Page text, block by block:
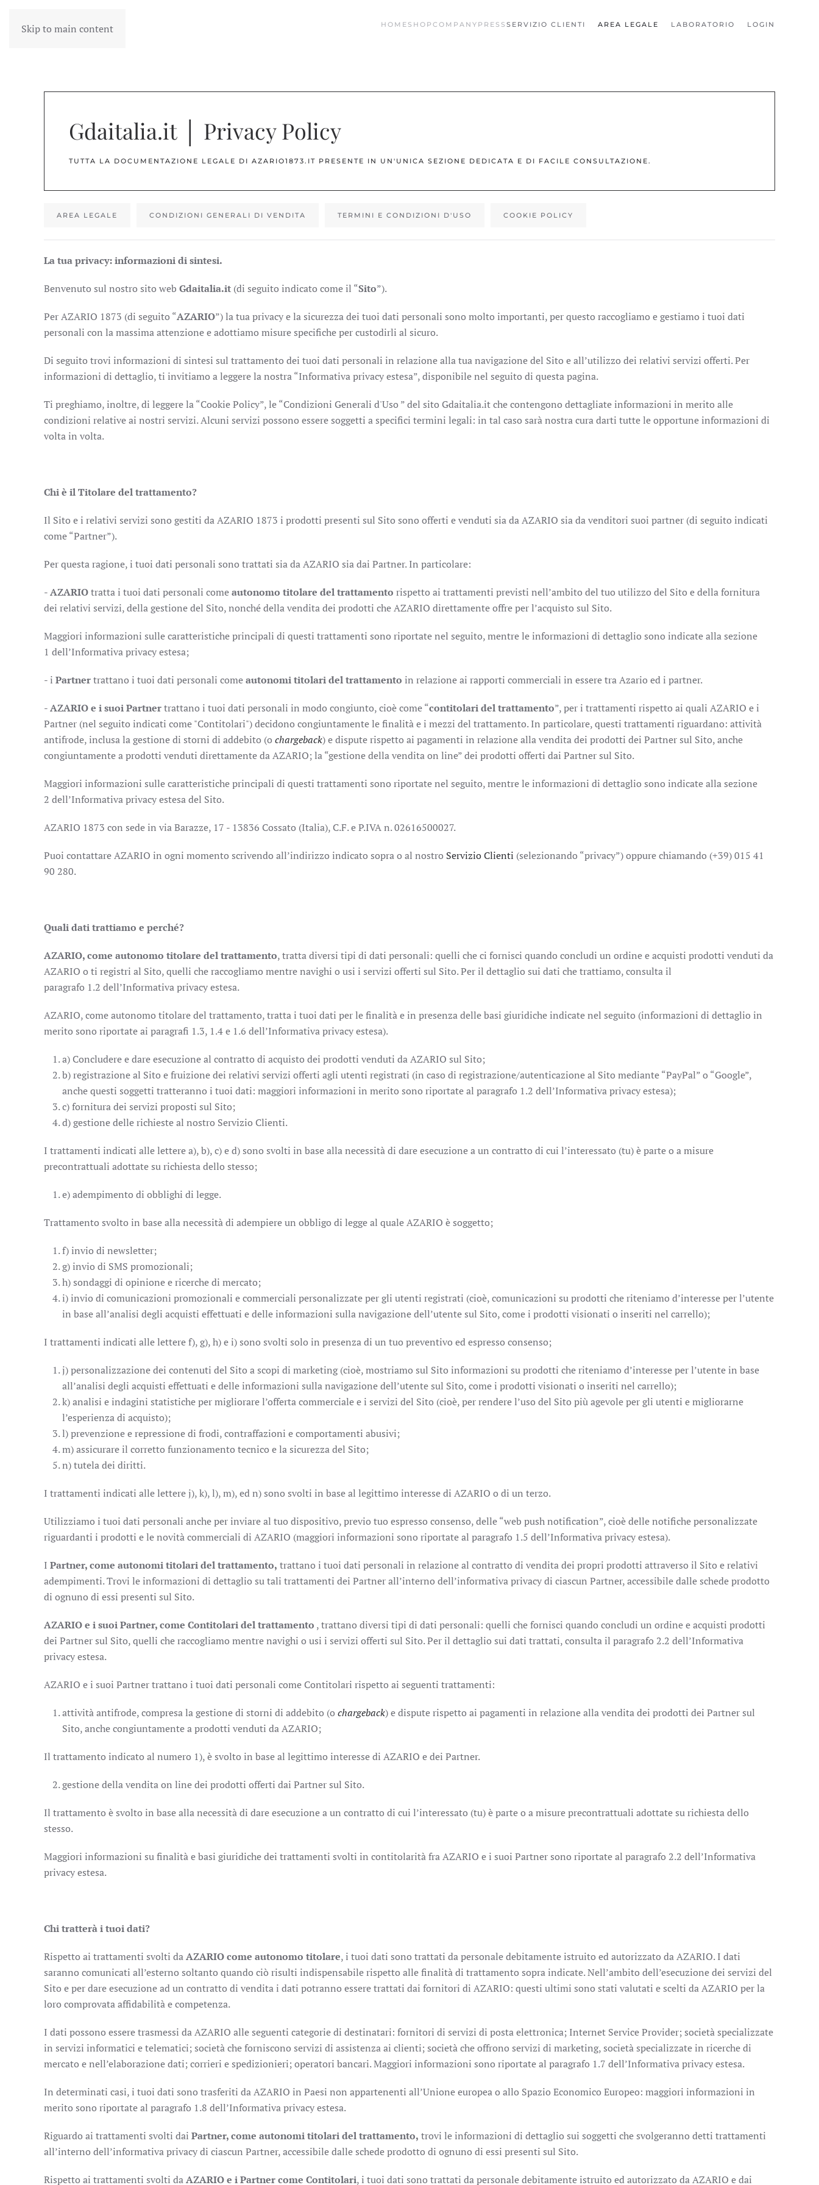
Skip to main content HOME SHOP COMPANY PRESS SERVIZIO CLIENTI AREA LEGALE LABORATORIO LOGIN
Gdaitalia.it │ Privacy Policy
TUTTA LA DOCUMENTAZIONE LEGALE DI AZARIO1873.IT PRESENTE IN UN'UNICA SEZIONE DEDICATA E DI FACILE CONSULTAZIONE.
AREA LEGALE CONDIZIONI GENERALI DI VENDITA TERMINI E CONDIZIONI D'USO COOKIE POLICY
La tua privacy: informazioni di sintesi.
Benvenuto sul nostro sito web Gdaitalia.it (di seguito indicato come il “Sito”).
Per AZARIO 1873 (di seguito “AZARIO”) la tua privacy e la sicurezza dei tuoi dati personali sono molto importanti, per questo raccogliamo e gestiamo i tuoi dati
personali con la massima attenzione e adottiamo misure specifiche per custodirli al sicuro.
Di seguito trovi informazioni di sintesi sul trattamento dei tuoi dati personali in relazione alla tua navigazione del Sito e all’utilizzo dei relativi servizi offerti. Per
informazioni di dettaglio, ti invitiamo a leggere la nostra “Informativa privacy estesa”, disponibile nel seguito di questa pagina.
Ti preghiamo, inoltre, di leggere la “Cookie Policy”, le “Condizioni Generali d'Uso ” del sito Gdaitalia.it che contengono dettagliate informazioni in merito alle
condizioni relative ai nostri servizi. Alcuni servizi possono essere soggetti a specifici termini legali: in tal caso sarà nostra cura darti tutte le opportune informazioni di
volta in volta.
Chi è il Titolare del trattamento?
Il Sito e i relativi servizi sono gestiti da AZARIO 1873 i prodotti presenti sul Sito sono offerti e venduti sia da AZARIO sia da venditori suoi partner (di seguito indicati
come “Partner”).
Per questa ragione, i tuoi dati personali sono trattati sia da AZARIO sia dai Partner. In particolare:
-AZARIOtratta i tuoi dati personali comeautonomo titolare del trattamento rispetto ai trattamenti previsti nell’ambito del tuo utilizzo del Sito e della fornitura
dei relativi servizi, della gestione del Sito, nonché della vendita dei prodotti che AZARIO direttamente offre per l’acquisto sul Sito.
Maggiori informazioni sulle caratteristiche principali di questi trattamenti sono riportate nel seguito, mentre le informazioni di dettaglio sono indicate alla sezione
1 dell’Informativa privacy estesa;
- i Partnertrattano i tuoi dati personali comeautonomi titolari del trattamento in relazione ai rapporti commerciali in essere tra Azario ed i partner.
-AZARIO e i suoi Partnertrattano i tuoi dati personali in modo congiunto, cioè come “contitolari del trattamento”, per i trattamenti rispetto ai quali AZARIO e i
Partner (nel seguito indicati come "Contitolari") decidono congiuntamente le finalità e i mezzi del trattamento. In particolare, questi trattamenti riguardano: attività
antifrode, inclusa la gestione di storni di addebito (o chargeback) e dispute rispetto ai pagamenti in relazione alla vendita dei prodotti dei Partner sul Sito, anche
congiuntamente a prodotti venduti direttamente da AZARIO; la “gestione della vendita on line” dei prodotti offerti dai Partner sul Sito.
Maggiori informazioni sulle caratteristiche principali di questi trattamenti sono riportate nel seguito, mentre le informazioni di dettaglio sono indicate alla sezione
2 dell’Informativa privacy estesa del Sito.
AZARIO 1873 con sede in via Barazze, 17 - 13836 Cossato (Italia), C.F. e P.IVA n. 02616500027.
Puoi contattare AZARIO in ogni momento scrivendo all’indirizzo indicato sopra o al nostro Servizio Clienti (selezionando “privacy”) oppure chiamando (+39) 015 41
90 280.
Quali dati trattiamo e perché?
AZARIO, come autonomo titolare del trattamento, tratta diversi tipi di dati personali: quelli che ci fornisci quando concludi un ordine e acquisti prodotti venduti da
AZARIO o ti registri al Sito, quelli che raccogliamo mentre navighi o usi i servizi offerti sul Sito. Per il dettaglio sui dati che trattiamo, consulta il
paragrafo 1.2 dell’Informativa privacy estesa.
AZARIO, come autonomo titolare del trattamento, tratta i tuoi dati per le finalità e in presenza delle basi giuridiche indicate nel seguito (informazioni di dettaglio in
merito sono riportate ai paragrafi 1.3, 1.4 e 1.6 dell’Informativa privacy estesa).
a) Concludere e dare esecuzione al contratto di acquisto dei prodotti venduti da AZARIO sul Sito;
b) registrazione al Sito e fruizione dei relativi servizi offerti agli utenti registrati (in caso di registrazione/autenticazione al Sito mediante “PayPal” o “Google”,
anche questi soggetti tratteranno i tuoi dati: maggiori informazioni in merito sono riportate al paragrafo 1.2 dell’Informativa privacy estesa);
c) fornitura dei servizi proposti sul Sito;
d) gestione delle richieste al nostro Servizio Clienti.
I trattamenti indicati alle lettere a), b), c) e d) sono svolti in base alla necessità di dare esecuzione a un contratto di cui l’interessato (tu) è parte o a misure
precontrattuali adottate su richiesta dello stesso;
e) adempimento di obblighi di legge.
Trattamento svolto in base alla necessità di adempiere un obbligo di legge al quale AZARIO è soggetto;
f) invio di newsletter;
g) invio di SMS promozionali;
h) sondaggi di opinione e ricerche di mercato;
i) invio di comunicazioni promozionali e commerciali personalizzate per gli utenti registrati (cioè, comunicazioni su prodotti che riteniamo d’interesse per l’utente
in base all’analisi degli acquisti effettuati e delle informazioni sulla navigazione dell’utente sul Sito, come i prodotti visionati o inseriti nel carrello);
I trattamenti indicati alle lettere f), g), h) e i) sono svolti solo in presenza di un tuo preventivo ed espresso consenso;
j) personalizzazione dei contenuti del Sito a scopi di marketing (cioè, mostriamo sul Sito informazioni su prodotti che riteniamo d’interesse per l’utente in base
all’analisi degli acquisti effettuati e delle informazioni sulla navigazione dell’utente sul Sito, come i prodotti visionati o inseriti nel carrello);
k) analisi e indagini statistiche per migliorare l’offerta commerciale e i servizi del Sito (cioè, per rendere l’uso del Sito più agevole per gli utenti e migliorarne
l’esperienza di acquisto);
l) prevenzione e repressione di frodi, contraffazioni e comportamenti abusivi;
m) assicurare il corretto funzionamento tecnico e la sicurezza del Sito;
n) tutela dei diritti.
I trattamenti indicati alle lettere j), k), l), m), ed n) sono svolti in base al legittimo interesse di AZARIO o di un terzo.
Utilizziamo i tuoi dati personali anche per inviare al tuo dispositivo, previo tuo espresso consenso, delle “web push notification”, cioè delle notifiche personalizzate
riguardanti i prodotti e le novità commerciali di AZARIO (maggiori informazioni sono riportate al paragrafo 1.5 dell’Informativa privacy estesa).
I Partner, come autonomi titolari del trattamento, trattano i tuoi dati personali in relazione al contratto di vendita dei propri prodotti attraverso il Sito e relativi
adempimenti. Trovi le informazioni di dettaglio su tali trattamenti dei Partner all’interno dell’informativa privacy di ciascun Partner, accessibile dalle schede prodotto
di ognuno di essi presenti sul Sito.
AZARIO e i suoi Partner, come Contitolari del trattamento , trattano diversi tipi di dati personali: quelli che fornisci quando concludi un ordine e acquisti prodotti
dei Partner sul Sito, quelli che raccogliamo mentre navighi o usi i servizi offerti sul Sito. Per il dettaglio sui dati trattati, consulta il paragrafo 2.2 dell’Informativa
privacy estesa.
AZARIO e i suoi Partner trattano i tuoi dati personali come Contitolari rispetto ai seguenti trattamenti:
attività antifrode, compresa la gestione di storni di addebito (o chargeback) e dispute rispetto ai pagamenti in relazione alla vendita dei prodotti dei Partner sul
Sito, anche congiuntamente a prodotti venduti da AZARIO;
Il trattamento indicato al numero 1), è svolto in base al legittimo interesse di AZARIO e dei Partner.
gestione della vendita on line dei prodotti offerti dai Partner sul Sito.
Il trattamento è svolto in base alla necessità di dare esecuzione a un contratto di cui l’interessato (tu) è parte o a misure precontrattuali adottate su richiesta dello
stesso.
Maggiori informazioni su finalità e basi giuridiche dei trattamenti svolti in contitolarità fra AZARIO e i suoi Partner sono riportate al paragrafo 2.2 dell’Informativa
privacy estesa.
Chi tratterà i tuoi dati?
Rispetto ai trattamenti svolti daAZARIO come autonomo titolare, i tuoi dati sono trattati da personale debitamente istruito ed autorizzato da AZARIO. I dati
saranno comunicati all’esterno soltanto quando ciò risulti indispensabile rispetto alle finalità di trattamento sopra indicate. Nell’ambito dell’esecuzione dei servizi del
Sito e per dare esecuzione ad un contratto di vendita i dati potranno essere trattati dai fornitori di AZARIO: questi ultimi sono stati valutati e scelti da AZARIO per la
loro comprovata affidabilità e competenza.
I dati possono essere trasmessi da AZARIO alle seguenti categorie di destinatari: fornitori di servizi di posta elettronica; Internet Service Provider; società specializzate
in servizi informatici e telematici; società che forniscono servizi di assistenza ai clienti; società che offrono servizi di marketing, società specializzate in ricerche di
mercato e nell’elaborazione dati; corrieri e spedizionieri; operatori bancari. Maggiori informazioni sono riportate al paragrafo 1.7 dell’Informativa privacy estesa.
In determinati casi, i tuoi dati sono trasferiti da AZARIO in Paesi non appartenenti all’Unione europea o allo Spazio Economico Europeo: maggiori informazioni in
merito sono riportate al paragrafo 1.8 dell’Informativa privacy estesa.
Riguardo ai trattamenti svolti dai Partner, come autonomi titolari del trattamento, trovi le informazioni di dettaglio sui soggetti che svolgeranno detti trattamenti
all’interno dell’informativa privacy di ciascun Partner, accessibile dalle schede prodotto di ognuno di essi presenti sul Sito.
Rispetto ai trattamenti svolti daAZARIO e i Partner come Contitolari, i tuoi dati sono trattati da personale debitamente istruito ed autorizzato da AZARIO e dai